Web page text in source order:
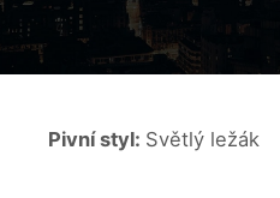
Pivní styl: Světlý ležák